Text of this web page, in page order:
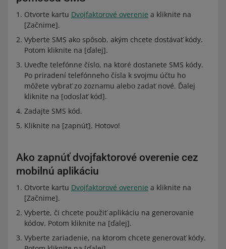
Otvorte kartu Dvojfaktorové overenie a kliknite na
[Začnime].
Vyberte SMS ako spôsob, akým chcete dostávať kódy.
Potom kliknite na [ďalej].
Uveďte telefónne číslo, na ktoré dostanete SMS kódy.
Po priradení telefónneho čísla k svojmu účtu ho
môžete vybrať zo zoznamu alebo zadať nové. Ďalej
kliknite na [odoslať kód].
Zadajte SMS kód.
Kliknite na [zapnúť]. Hotovo!
Ako zapnúť dvojfaktorové overenie cez
mobilnú aplikáciu
Otvorte kartu Dvojfaktorové overenie a kliknite na
[Začnime].
Vyberte, či chcete použiť aplikáciu na generovanie
kódov. Potom kliknite na [ďalej].
Vyberte zariadenie, na ktorom chcete generovať kódy.